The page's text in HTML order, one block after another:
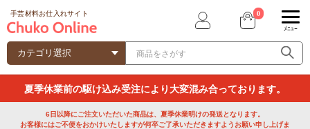
手芸材料お仕入れサイト 0
ﾒﾆｭｰ
夏季休業前の駆け込み受注により大変混み合っております。
6日以降にご注文いただいた商品は、夏季休業明けの発送となります。
お客様にはご不便をおかけいたしますが何卒ご了承いただきますようお願い申し上げま